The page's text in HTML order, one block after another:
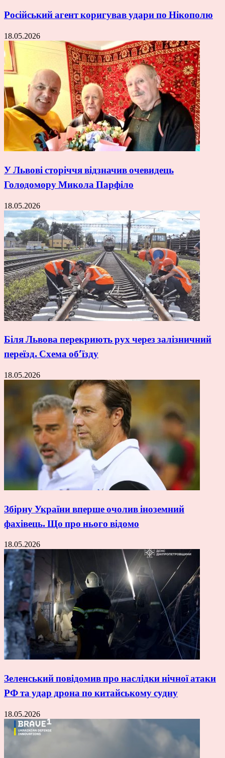
Російський агент коригував удари по Нікополю
18.05.2026
У Львові сторіччя відзначив очевидець
Голодомору Микола Парфіло
18.05.2026
Біля Львова перекриють рух через залізничний
переїзд. Схема об’їзду
18.05.2026
Збірну України вперше очолив іноземний
фахівець. Що про нього відомо
18.05.2026
Зеленський повідомив про наслідки нічної атаки
РФ та удар дрона по китайському судну
18.05.2026